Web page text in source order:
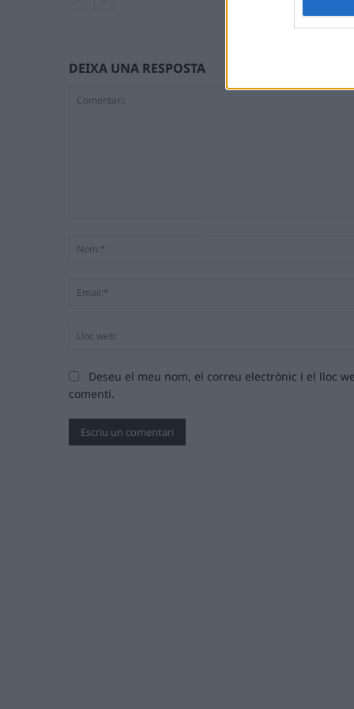
DEIXA UNA RESPOSTA
Deseu el meu nom, el correu electrònic i el lloc
comenti.